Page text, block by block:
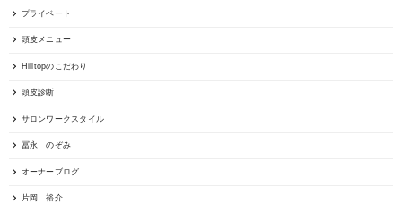
プライベート
頭皮メニュー
Hilltopのこだわり
頭皮診断
サロンワークスタイル
冨永 のぞみ
オーナーブログ
片岡 裕介